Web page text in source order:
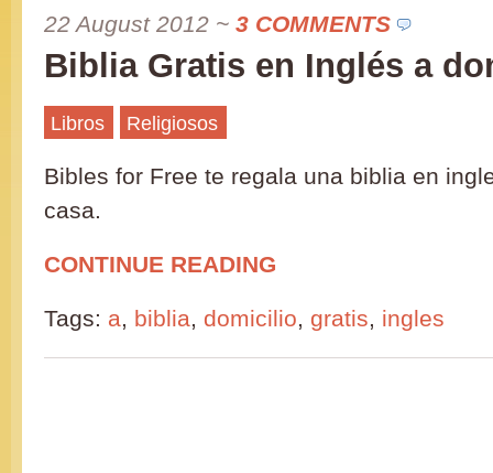
22 August 2012 ~ 3 COMMENTS
Biblia Gratis en Inglés a
Libros Religiosos
Bibles for Free te regala una biblia en
casa.
CONTINUE READING
Tags: a, biblia, domicilio, gratis, ingles